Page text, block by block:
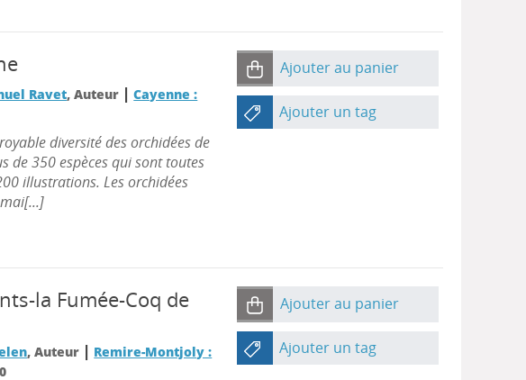
Ravet, Auteur |Cayenne :
diversité des orchidées de
de 350 espèces qui sont toutes
illustrations. Les orchidées
Ajouter au panier
Ajouter un tag
la Fumée-Coq de
, Auteur | Remire-Montjoly :
Ajouter au panier
Ajouter un tag